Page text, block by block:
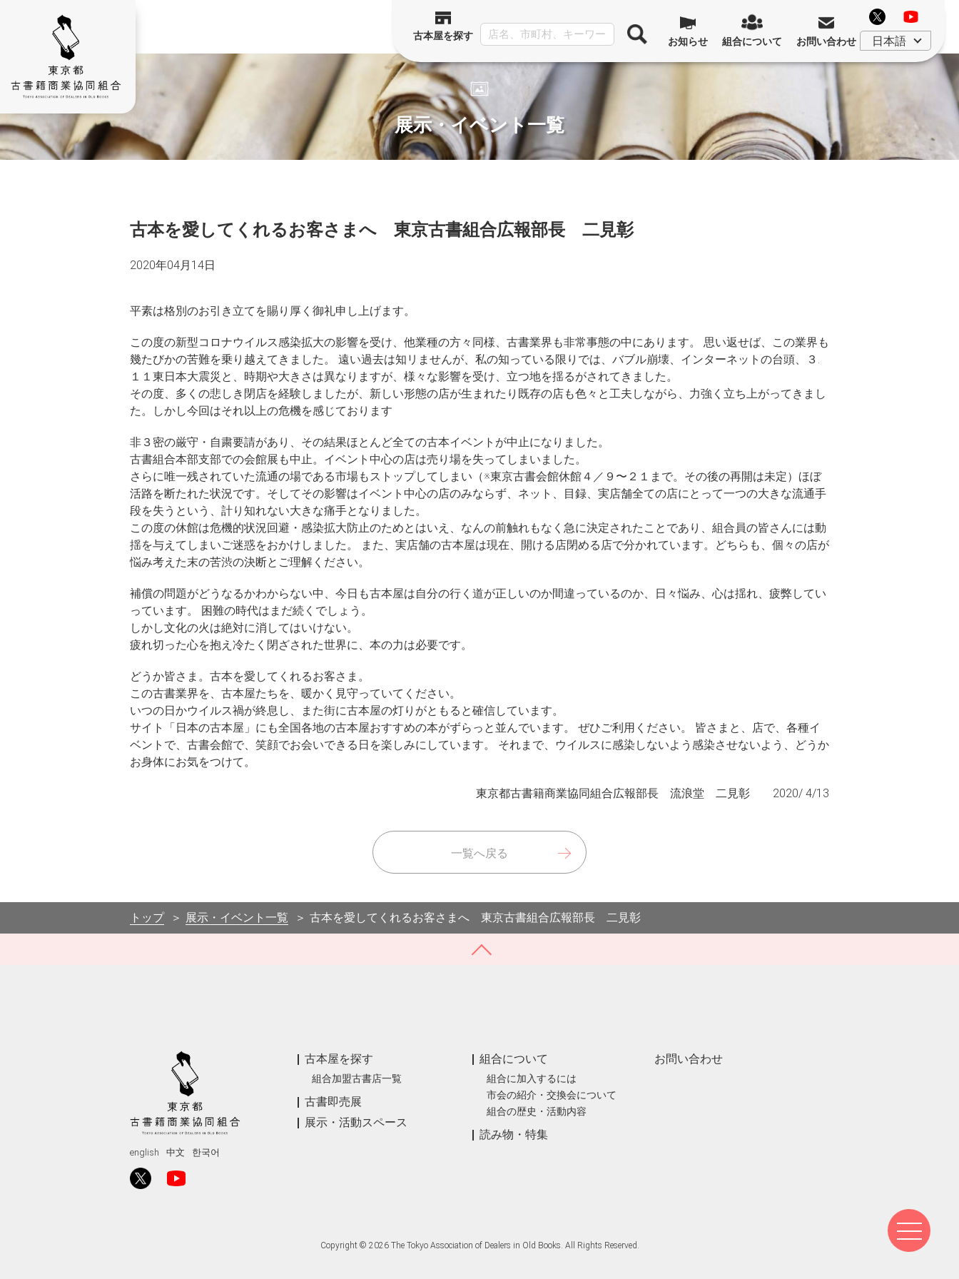
古本屋を探す お知らせ 組合について お問い合わせ
展示・イベント一覧
古本を愛してくれるお客さまへ 東京古書組合広報部長 二見彰
2020年04月14日
平素は格別のお引き立てを賜り厚く御礼申し上げます。
この度の新型コロナウイルス感染拡大の影響を受け、他業種の方々同様、古書業界も非常事態の中にあります。 思い返せば、この業界も
幾たびかの苦難を乗り越えてきました。 遠い過去は知リませんが、私の知っている限りでは、バブル崩壊、インターネットの台頭、３.
１１東日本大震災と、時期や大きさは異なりますが、様々な影響を受け、立つ地を揺るがされてきました。
その度、多くの悲しき閉店を経験しましたが、新しい形態の店が生まれたり既存の店も色々と工夫しながら、力強く立ち上がってきまし
た。しかし今回はそれ以上の危機を感じております
非３密の厳守・自粛要請があり、その結果ほとんど全ての古本イベントが中止になりました。
古書組合本部支部での会館展も中止。イベント中心の店は売り場を失ってしまいました。
さらに唯一残されていた流通の場である市場もストップしてしまい（※東京古書会館休館４／９〜２１まで。その後の再開は未定）ほぼ
活路を断たれた状況です。そしてその影響はイベント中心の店のみならず、ネット、目録、実店舗全ての店にとって一つの大きな流通手
段を失うという、計り知れない大きな痛手となりました。
この度の休館は危機的状況回避・感染拡大防止のためとはいえ、なんの前触れもなく急に決定されたことであり、組合員の皆さんには動
揺を与えてしまいご迷惑をおかけしました。 また、実店舗の古本屋は現在、開ける店閉める店で分かれています。どちらも、個々の店が
悩み考えた末の苦渋の決断とご理解ください。
補償の問題がどうなるかわからない中、今日も古本屋は自分の行く道が正しいのか間違っているのか、日々悩み、心は揺れ、疲弊してい
っています。 困難の時代はまだ続くでしょう。
しかし文化の火は絶対に消してはいけない。
疲れ切った心を抱え冷たく閉ざされた世界に、本の力は必要です。
どうか皆さま。古本を愛してくれるお客さま。
この古書業界を、古本屋たちを、暖かく見守っていてください。
いつの日かウイルス禍が終息し、また街に古本屋の灯りがともると確信しています。
サイト「日本の古本屋」にも全国各地の古本屋おすすめの本がずらっと並んでいます。 ぜひご利用ください。 皆さまと、店で、各種イ
ベントで、古書会館で、笑顔でお会いできる日を楽しみにしています。 それまで、ウイルスに感染しないよう感染させないよう、どうか
お身体にお気をつけて。
東京都古書籍商業協同組合広報部長 流浪堂 二見彰 2020/ 4/13
一覧へ戻る
トップ 展示・イベント一覧 古本を愛してくれるお客さまへ 東京古書組合広報部長 二見彰
english 中文 한국어
古本屋を探す
組合加盟古書店一覧
古書即売展
展示・活動スペース
組合について
組合に加入するには
市会の紹介・交換会について
組合の歴史・活動内容
読み物・特集
お問い合わせ
Copyright © 2026 The Tokyo Association of Dealers in Old Books. All Rights Reserved.